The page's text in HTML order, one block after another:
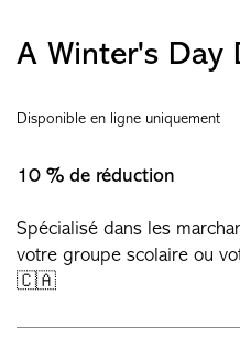
A Winter's Day
Disponible en ligne uniquement
10 % de réduction
Spécialisé dans les
votre groupe scolaire ou
🇨🇦